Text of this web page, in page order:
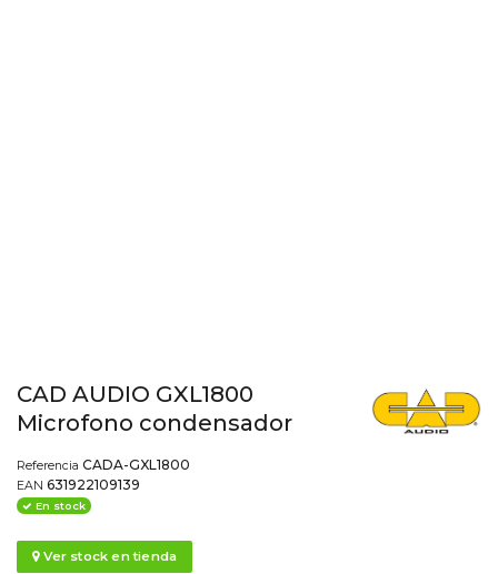
CAD AUDIO GXL1800
Microfono condensador
Referencia CADA-GXL1800
EAN 631922109139
En stock
Ver stock en tienda